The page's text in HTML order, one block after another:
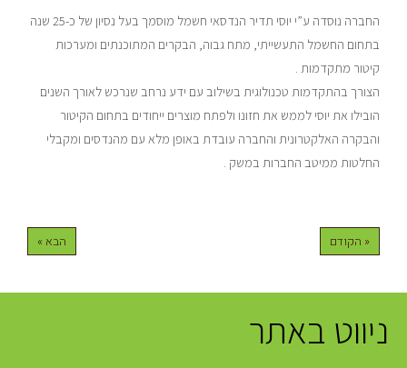
החברה נוסדה ע”י יוסי תדיר הנדסאי חשמל מוסמך בעל נסיון של כ-25 שנה
בתחום החשמל התעשייתי, מתח גבוה, הבקרים המתוכנתים ומערכות
קיטור מתקדמות .
הצורך בהתקדמות טכנולוגית בשילוב עם ידע נרחב שנרכש לאורך השנים
הובילו את יוסי לממש את חזונו ולפתח מוצרים ייחודים בתחום הקיטור
והבקרה האלקטרונית והחברה עובדת באופן מלא עם מהנדסים ומקבלי
החלטות ממיטב החברות במשק .
« הקודם הבא »
ניווט באתר